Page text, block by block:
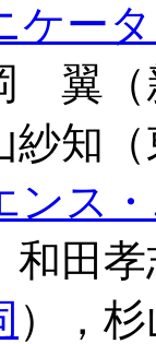
ケー
翼（
紗知
ンス
和田
），